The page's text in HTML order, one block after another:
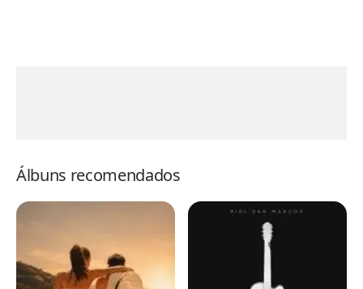
Álbuns recomendados